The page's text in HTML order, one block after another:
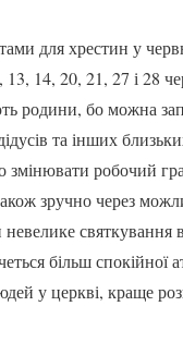
для хрестин у
13, 14, 20, 21, 27 і 28
родини, бо можна
та інших
змінювати робочий
зручно через
невелике святкування
більш спокійної
у церкві, краще